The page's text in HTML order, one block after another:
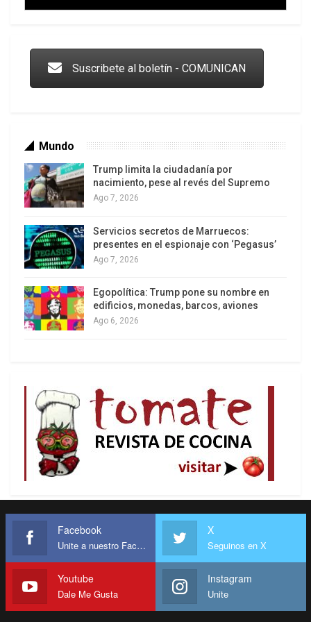
De confirmarse un daño significativo, el impacto
podría obligar a Rusia a redirigir flujos militares y
Los latinos le van dando la espalda a Trump
Suscribete al boletín - COMUNICAN
Mundo
Trump limita la ciudadanía por
nacimiento, pese al revés del Supremo
Ago 7, 2026
Servicios secretos de Marruecos:
presentes en el espionaje con ‘Pegasus’
Ago 7, 2026
Egopolítica: Trump pone su nombre en
edificios, monedas, barcos, aviones
Ago 6, 2026
Facebook
Unite a nuestro Facebook
X
Seguinos en X
Youtube
Dale Me Gusta
Instagram
Unite